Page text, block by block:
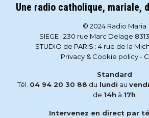
Une radio catholique, mariale,
© 2024 Radio Maria
SIEGE : 230 rue Marc Delage
STUDIO de PARIS : 4 rue de la
Privacy & Cookie policy-
Standard
Tél. 04 94 20 30 88 du lundi au
de 14h à 17h
Intervenez en direct par